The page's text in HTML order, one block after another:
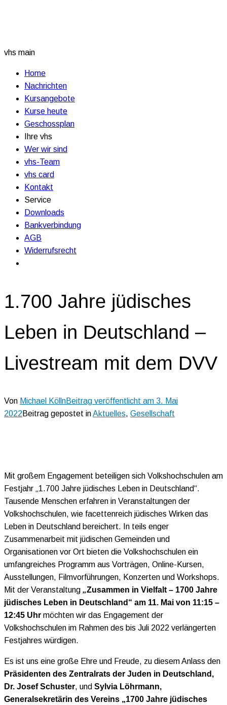
vhs main
Home
Nachrichten
Kursangebote
Kurse heute
Geschossplan
Ihre vhs
Wer wir sind
vhs-Team
vhs card
Kontakt
Service
Downloads
Bankverbindung
AGB
Widerrufsrecht
1.700 Jahre jüdisches
Leben in Deutschland –
Livestream mit dem DVV
Von Michael KöllnBeitrag veröffentlicht am 3. Mai
2022Beitrag gepostet inAktuelles, Gesellschaft
Mit großem Engagement beteiligen sich Volkshochschulen am
Festjahr „1.700 Jahre jüdisches Leben in Deutschland“.
Tausende Menschen erfahren in Veranstaltungen der
Volkshochschulen, wie facettenreich jüdisches Wirken das
Leben in Deutschland bereichert. In teils enger
Zusammenarbeit mit jüdischen Gemeinden und
Organisationen vor Ort bieten die Volkshochschulen ein
umfangreiches Programm aus Vorträgen, Online-Kursen,
Ausstellungen, Filmvorführungen, Konzerten und Workshops.
Mit der Veranstaltung „Zusammen in Vielfalt – 1700 Jahre
jüdisches Leben in Deutschland“ am 11. Mai von 11:15 –
12:45 Uhr möchten wir das Engagement der
Volkshochschulen im Rahmen des bis Juli 2022 verlängerten
Festjahres würdigen.
Es ist uns eine große Ehre und Freude, zu diesem Anlass den
Präsidenten des Zentralrats der Juden in Deutschland,
Dr. Josef Schuster, und Sylvia Löhrmann,
Generalsekretärin des Vereins „1700 Jahre jüdisches